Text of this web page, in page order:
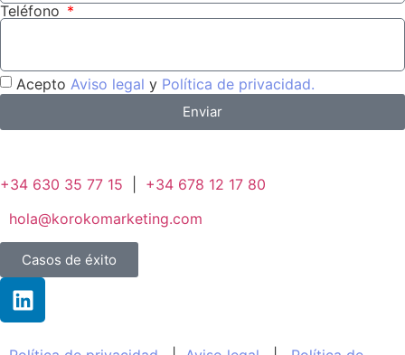
Teléfono
Acepto Aviso legal y Política de privacidad.
Enviar
+34 630 35 77 15
+34 678 12 17 80
hola@korokomarketing.com
Casos de éxito